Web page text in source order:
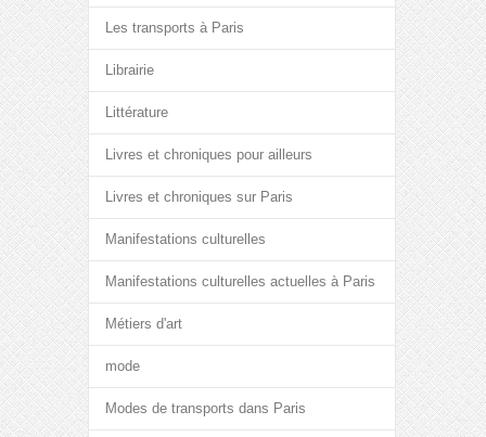
Les transports à Paris
Librairie
Littérature
Livres et chroniques pour ailleurs
Livres et chroniques sur Paris
Manifestations culturelles
Manifestations culturelles actuelles à Paris
Métiers d'art
mode
Modes de transports dans Paris